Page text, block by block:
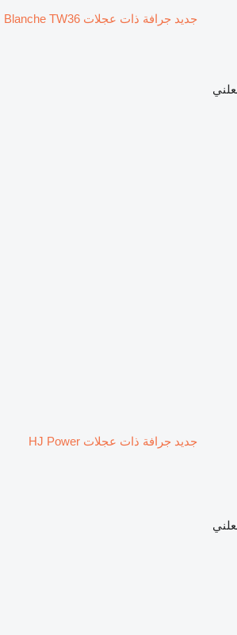
جديد جرافة ذات عجلات Blanche TW36
جديد جرافة ذات عجلات HJ Power